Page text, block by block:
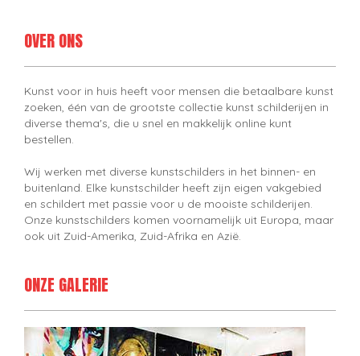
OVER ONS
Kunst voor in huis heeft voor mensen die betaalbare kunst
zoeken, één van de grootste collectie kunst schilderijen in
diverse thema's, die u snel en makkelijk online kunt
bestellen.
Wij werken met diverse kunstschilders in het binnen- en
buitenland. Elke kunstschilder heeft zijn eigen vakgebied
en schildert met passie voor u de mooiste schilderijen.
Onze kunstschilders komen voornamelijk uit Europa, maar
ook uit Zuid-Amerika, Zuid-Afrika en Azië.
ONZE GALERIE